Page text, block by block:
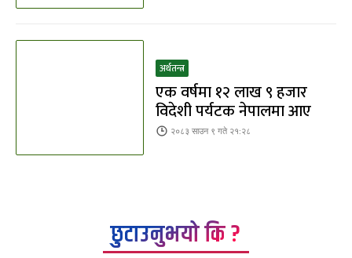
अर्थतन्त्र
एक वर्षमा १२ लाख ९ हजार
विदेशी पर्यटक नेपालमा आए
२०८३ साउन ९ गते २१:२८
छुटाउनुभयो कि ?